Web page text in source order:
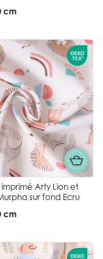
cm
imprimé Arty Lion et
sur fond Ecru
cm